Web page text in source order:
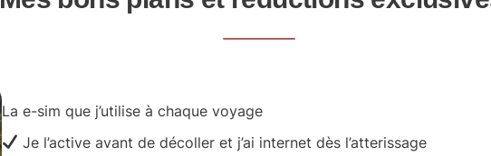
La e-sim que j’utilise à chaque voyage
Je l’active avant de décoller et j’ai internet dès l’atterissage